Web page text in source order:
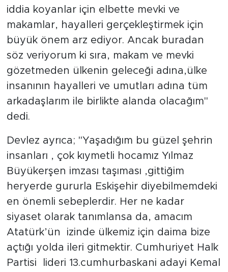
iddia koyanlar için elbette mevki ve
makamlar, hayalleri gerçekleştirmek için
büyük önem arz ediyor. Ancak buradan
söz veriyorum ki sıra, makam ve mevki
gözetmeden ülkenin geleceği adına,ülke
insanının hayalleri ve umutları adına tüm
arkadaşlarım ile birlikte alanda olacağım"
dedi.
Devlez ayrıca; "Yaşadığım bu güzel şehrin
insanları , çok kıymetli hocamız Yılmaz
Büyükerşen imzası taşıması ,gittiğim
heryerde gururla Eskişehir diyebilmemdeki
en önemli sebeplerdir. Her ne kadar
siyaset olarak tanımlansa da, amacım
Atatürk’ün izinde ülkemiz için daima bize
açtığı yolda ileri gitmektir. Cumhuriyet Halk
Partisi lideri 13.cumhurbaskani adayi Kemal